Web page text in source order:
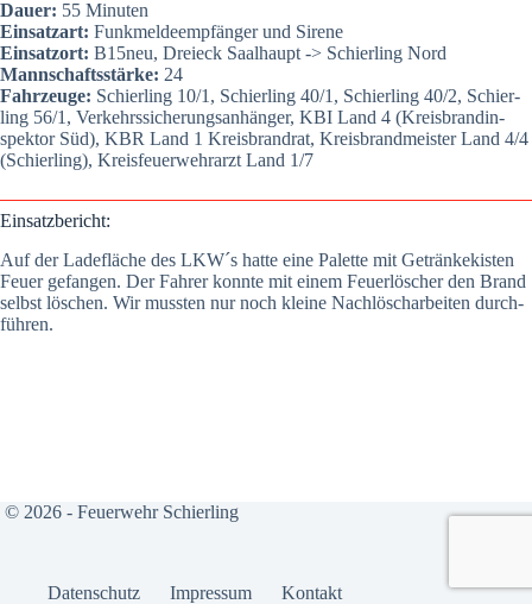
Dau­er: 55 Minu­ten
Ein­satz­art: Funk­mel­de­emp­fän­ger und Sire­ne
Ein­satz­ort: B15neu, Drei­eck Saal­haupt -> Schier­ling Nord
Mann­schafts­stär­ke: 24
Fahr­zeu­ge: Schier­ling 10/1, Schier­ling 40/1, Schier­ling 40/2, Schier­
ling 56/1, Ver­kehrs­si­che­rungs­an­hän­ger, KBI Land 4 (Kreis­brand­in­
spek­tor Süd), KBR Land 1 Kreis­brand­rat, Kreis­brand­meis­ter Land 4/4
(Schier­ling), Kreis­feu­er­wehr­arzt Land 1/7
Ein­satz­be­richt:
Auf der Lade­flä­che des LKW´s hat­te eine Palet­te mit Geträn­ke­kis­ten
Feu­er gefan­gen. Der Fah­rer konn­te mit einem Feu­er­lö­scher den Brand
selbst löschen. Wir muss­ten nur noch klei­ne Nach­lösch­ar­bei­ten durch­
füh­ren.
© 2026 - Feuerwehr Schierling
Daten­schutz Impres­sum Kon­takt